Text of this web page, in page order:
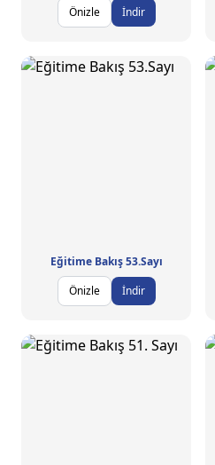
Önizle
İndir
Eğitime Bakış 53.Sayı
Önizle
İndir